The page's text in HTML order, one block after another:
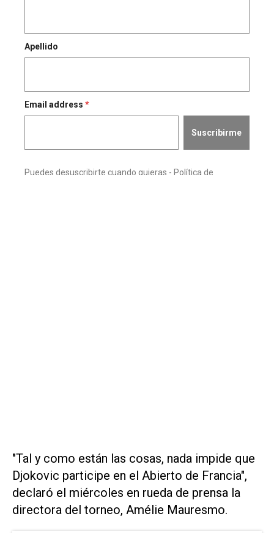
"Tal y como están las cosas, nada impide que
Djokovic participe en el Abierto de Francia",
declaró el miércoles en rueda de prensa la
directora del torneo, Amélie Mauresmo.